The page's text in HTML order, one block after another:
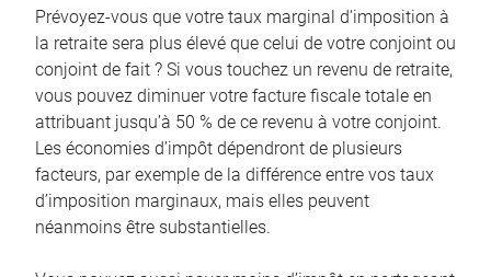
Prévoyez-vous que votre taux marginal d’imposition à
la retraite sera plus élevé que celui de votre conjoint ou
conjoint de fait ? Si vous touchez un revenu de retraite,
vous pouvez diminuer votre facture fiscale totale en
attribuant jusqu’à 50 % de ce revenu à votre conjoint.
Les économies d’impôt dépendront de plusieurs
facteurs, par exemple de la différence entre vos taux
d’imposition marginaux, mais elles peuvent
néanmoins être substantielles.